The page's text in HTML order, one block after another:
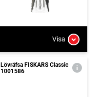
Visa
Lövräfsa FISKARS Classic
1001586